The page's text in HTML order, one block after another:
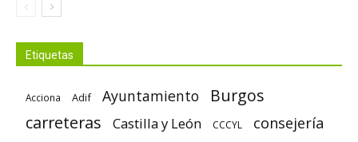
Etiquetas
Acciona Adif Ayuntamiento
Burgos
carreteras
Castilla y León CCCYL consejería